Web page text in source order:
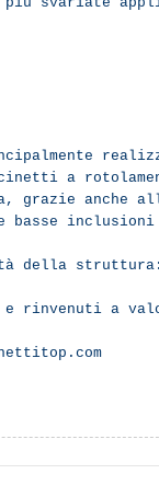
a
grazie anche
basse
della
a valori